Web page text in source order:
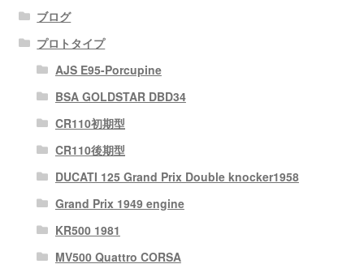
ブログ
プロトタイプ
AJS E95-Porcupine
BSA GOLDSTAR DBD34
CR110初期型
CR110後期型
DUCATI 125 Grand Prix Double knocker1958
Grand Prix 1949 engine
KR500 1981
MV500 Quattro CORSA